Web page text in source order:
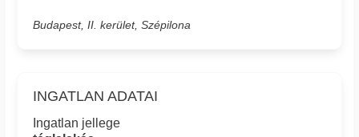
Budapest, II. kerület, Szépilona
INGATLAN ADATAI
Ingatlan jellege